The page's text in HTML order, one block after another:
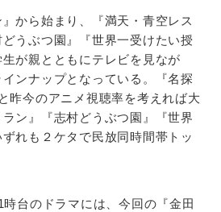
から始まり、『満天・青空レス
どうぶつ園』『世界一受けたい授
が親とともにテレビを見なが
ンナップとなっている。『名探
昨今のアニメ視聴率を考えれば大
ン』『志村どうぶつ園』『世界
れも２ケタで民放同時間帯トッ
台のドラマには、今回の『金田